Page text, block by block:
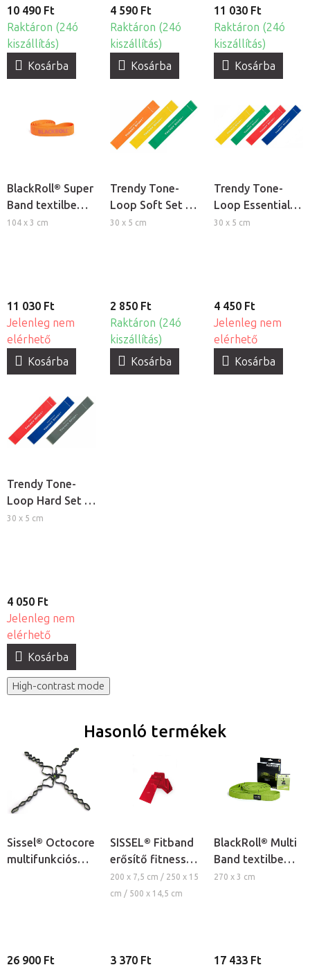
10 490 Ft
Raktáron (24ó
kiszállítás)
Kosárba
4 590 Ft
Raktáron (24ó
kiszállítás)
Kosárba
11 030 Ft
Raktáron (24ó
kiszállítás)
Kosárba
BlackRoll® Super
Band textilbe
szőtt fitness
104 x 3 cm
11 030 Ft
Jelenleg nem
elérhető
Kosárba
Trendy Tone-
Loop Soft Set -
Alacsony
30 x 5 cm
2 850 Ft
Raktáron (24ó
kiszállítás)
Kosárba
Trendy Tone-
Loop Essential
Set - Közepes és
30 x 5 cm
4 450 Ft
Jelenleg nem
elérhető
Kosárba
Trendy Tone-
Loop Hard Set -
Erős ellenállású
30 x 5 cm
4 050 Ft
Jelenleg nem
elérhető
Kosárba
High-contrast mode
Hasonló termékek
Sissel® Octocore
multifunkciós
26 900 Ft
SISSEL® Fitband
erősítő fitness
gumiszalag
edzéshez
200 x 7,5 cm / 250 x 15
cm / 500 x 14,5 cm
3 370 Ft
BlackRoll® Multi
Band textilbe
szőtt fitness
270 x 3 cm
17 433 Ft